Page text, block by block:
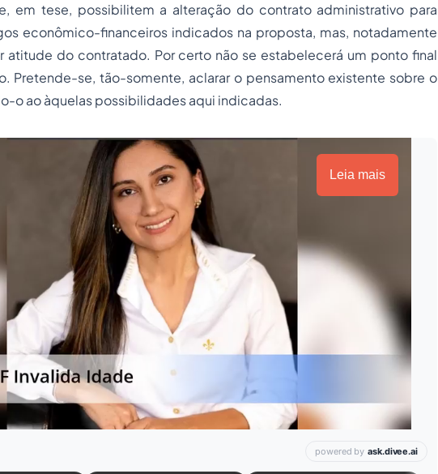
em tese, possibilitem a alteração do contrato administrativo para
econômico-financeiros indicados na proposta, mas, notadamente
atitude do contratado. Por certo não se estabelecerá um ponto final
Pretende-se, tão-somente, aclarar o pensamento existente sobre o
o ao àquelas possibilidades aqui indicadas.
Leia mais